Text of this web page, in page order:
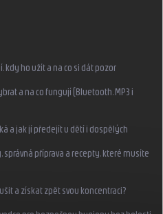
kdy ho užít a na co si dát pozor
a na co fungují (Bluetooth, MP3 i
a jak jí předejít u dětí i dospělých
příprava a recepty, které musíte
a získat zpět svou koncentraci?